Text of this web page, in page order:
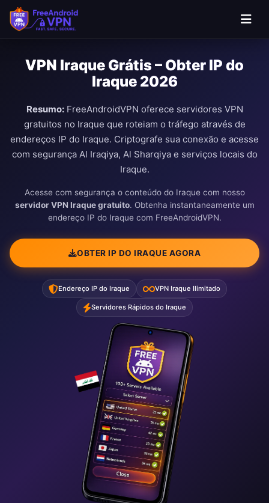
VPN Iraque Grátis – Obter IP do
Iraque 2026
Resumo:FreeAndroidVPN oferece servidores VPN
gratuitos no Iraque que roteiam o tráfego através de
endereços IP do Iraque. Criptografe sua conexão e acesse
com segurança Al Iraqiya, Al Sharqiya e serviços locais do
Iraque.
Acesse com segurança o conteúdo do Iraque com nosso
servidor VPN Iraque gratuito. Obtenha instantaneamente um
endereço IP do Iraque com FreeAndroidVPN.
OBTER IP DO IRAQUE AGORA
Endereço IP do Iraque VPN Iraque Ilimitado
Servidores Rápidos do Iraque